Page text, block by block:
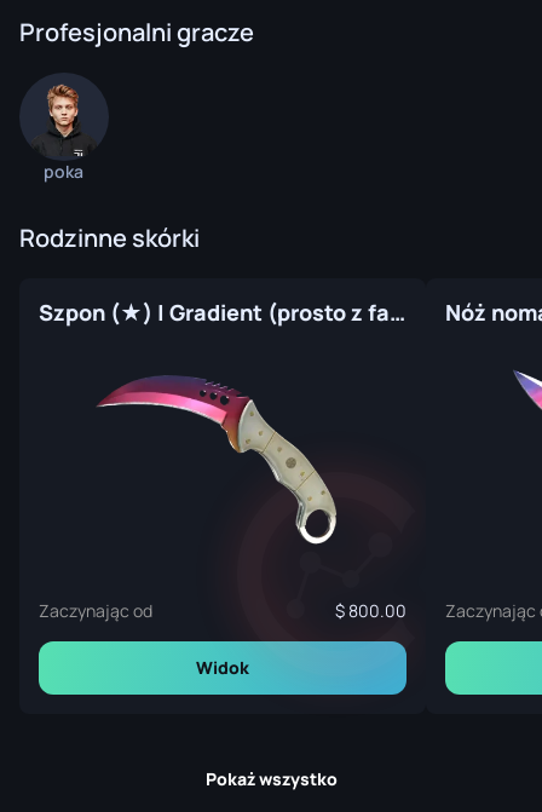
Profesjonalni gracze
poka
Rodzinne skórki
Szpon (★) | Gradient (prosto z fabryki)
Zaczynając od 800.00
Widok
Zaczynając
Pokaż wszystko